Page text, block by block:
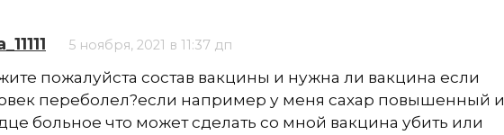
5 ноября, 2021 в 11:37 дп
пожалуйста состав вакцины и нужна ли вакцина если
переболел?если например у меня сахар повышенный и
больное что может сделать со мной вакцина убить или